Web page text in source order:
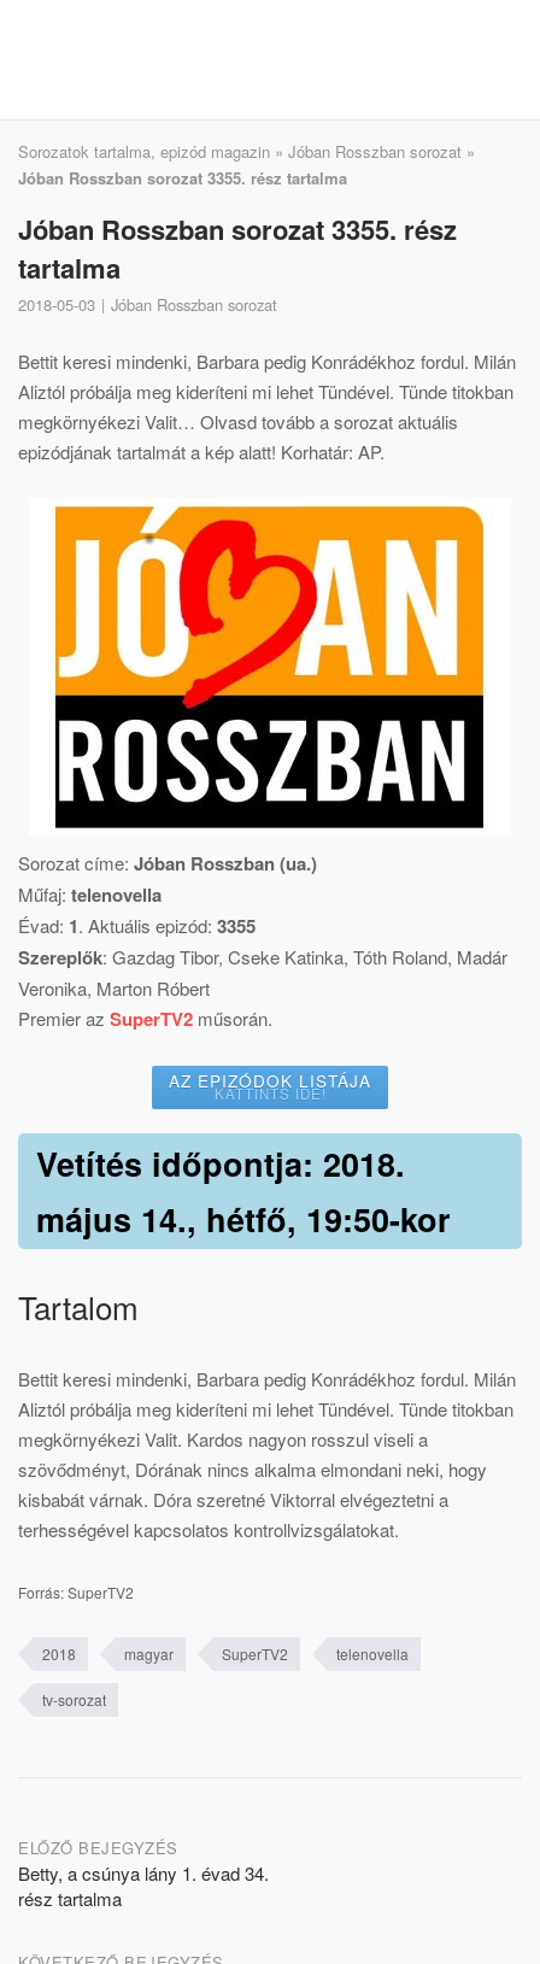
Sorozatok tartalma, epizód magazin » Jóban Rosszban sorozat »
Jóban Rosszban sorozat 3355. rész tartalma
Jóban Rosszban sorozat 3355. rész
tartalma
2018-05-03 Jóban Rosszban sorozat
Bettit keresi mindenki, Barbara pedig Konrádékhoz fordul. Milán
Aliztól próbálja meg kideríteni mi lehet Tündével. Tünde titokban
megkörnyékezi Valit… Olvasd tovább a sorozat aktuális
epizódjának tartalmát a kép alatt! Korhatár: AP.
Sorozat címe: Jóban Rosszban (ua.)
Műfaj: telenovella
Évad: 1. Aktuális epizód: 3355
Szereplők: Gazdag Tibor, Cseke Katinka, Tóth Roland, Madár
Veronika, Marton Róbert
Premier az SuperTV2 műsorán.
AZ EPIZÓDOK LISTÁJA
KATTINTS IDE!
Vetítés időpontja: 2018.
május 14., hétfő, 19:50-kor
Tartalom
Bettit keresi mindenki, Barbara pedig Konrádékhoz fordul. Milán
Aliztól próbálja meg kideríteni mi lehet Tündével. Tünde titokban
megkörnyékezi Valit. Kardos nagyon rosszul viseli a
szövődményt, Dórának nincs alkalma elmondani neki, hogy
kisbabát várnak. Dóra szeretné Viktorral elvégeztetni a
terhességével kapcsolatos kontrollvizsgálatokat.
Forrás: SuperTV2
2018 magyar SuperTV2 telenovella
tv-sorozat
Post
navigation
ELŐZŐ BEJEGYZÉS
Betty, a csúnya lány 1. évad 34.
rész tartalma